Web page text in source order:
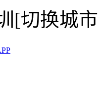
[切换城市